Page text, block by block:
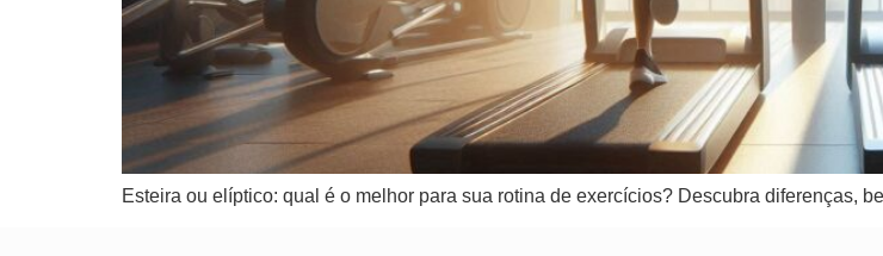
Esteira ou elíptico: qual é o melhor para sua rotina de exercícios? Descubra diferenças,